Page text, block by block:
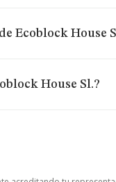
Ecoblock House
House Sl.?